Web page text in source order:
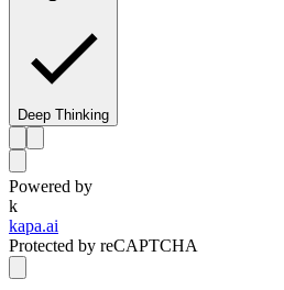
Deep Thinking
Powered by
k
kapa.ai
Protected by reCAPTCHA